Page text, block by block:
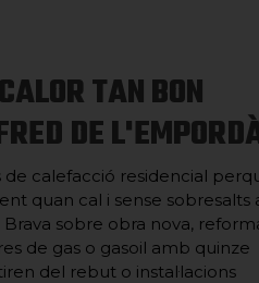
TAN BON
DE
de calefacció residencial
quan cal i sense sobresalts
sobre obra nova,
de gas o gasoil amb quinze
del rebut o instal·lacions